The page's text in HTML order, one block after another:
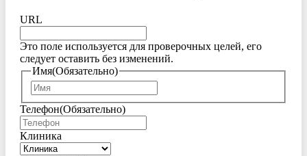
URL
Это поле используется для проверочных целей, его
следует оставить без изменений.
Имя(Обязательно)
Телефон(Обязательно)
Клиника